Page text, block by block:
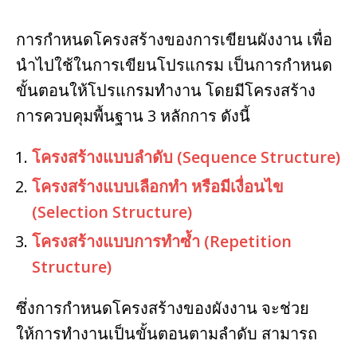
การกำหนดโครงสร้างของการเขียนผังงาน เพื่อ
นำไปใช้ในการเขียนโปรแกรม เป็นการกำหนด
ขั้นตอนให้โปรแกรมทำงาน โดยมีโครงสร้าง
การควบคุมพื้นฐาน 3 หลักการ ดังนี้
โครงสร้างแบบลำดับ (Sequence Structure)
โครงสร้างแบบเลือกทำ หรือมีเงื่อนไข
(Selection Structure)
โครงสร้างแบบการทำซ้ำ (Repetition
Structure)
ซึ่งการกำหนดโครงสร้างของผังงาน จะช่วย
ให้การทำงานเป็นขั้นตอนตามลำดับ สามารถ